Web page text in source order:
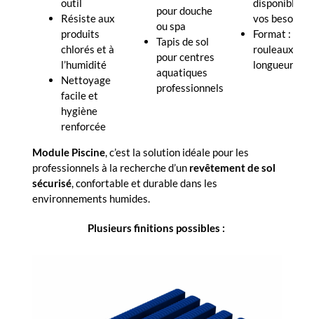
outil
Résiste aux
produits
chlorés et à
l’humidité
Nettoyage
facile et
hygiène
renforcée
pour douche
ou spa
Tapis de sol
pour centres
aquatiques
professionnels
disponibles
vos besoins
Format :
rouleaux
longueur
Module Piscine, c’est la solution idéale pour les
professionnels à la recherche d’un revêtement de sol
sécurisé, confortable et durable dans les
environnements humides.
Plusieurs finitions possibles :